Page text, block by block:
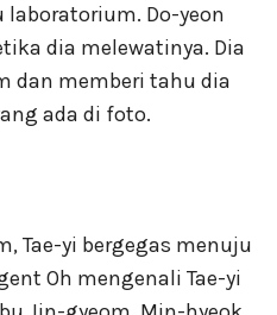
Do-yeon
dia melewatinya. Dia
dan memberi tahu dia
ada di foto.
Tae-yi bergegas menuju
Oh mengenali Tae-yi